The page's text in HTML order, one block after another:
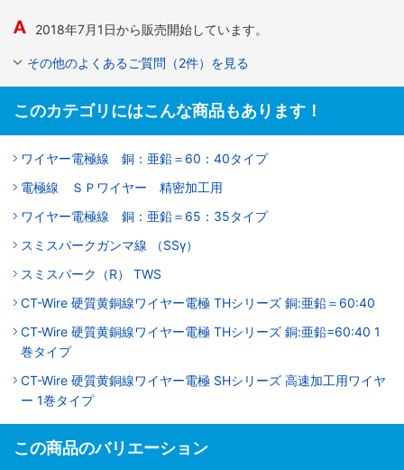
2018年7月1日から販売開始しています。
その他のよくあるご質問（2件）を見る
このカテゴリにはこんな商品もあります！
ワイヤー電極線 銅：亜鉛＝60：40タイプ
電極線 ＳＰワイヤー 精密加工用
ワイヤー電極線 銅：亜鉛＝65：35タイプ
スミスパークガンマ線 （SSγ）
スミスパーク（R） TWS
CT-Wire 硬質黄銅線ワイヤー電極 THシリーズ 銅:亜鉛＝60:40
CT-Wire 硬質黄銅線ワイヤー電極 THシリーズ 銅:亜鉛=60:40 1
巻タイプ
CT-Wire 硬質黄銅線ワイヤー電極 SHシリーズ 高速加工用ワイヤ
ー 1巻タイプ
この商品のバリエーション